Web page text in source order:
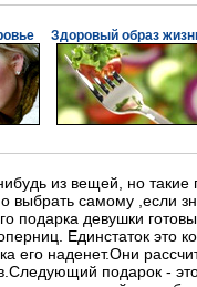
Здоровый образ
из вещей, но
самому ,если
подарка девушки
Единстаток
его наденет.Они
подарок -